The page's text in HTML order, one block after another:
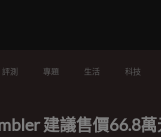
評測 專題 生活 科技
建議售價66.8